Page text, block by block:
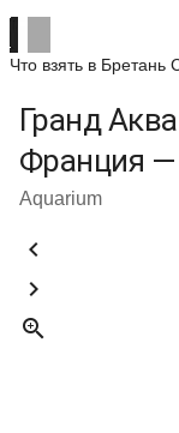
Что взять в Бретань
Гранд
Франция —
Aquarium


